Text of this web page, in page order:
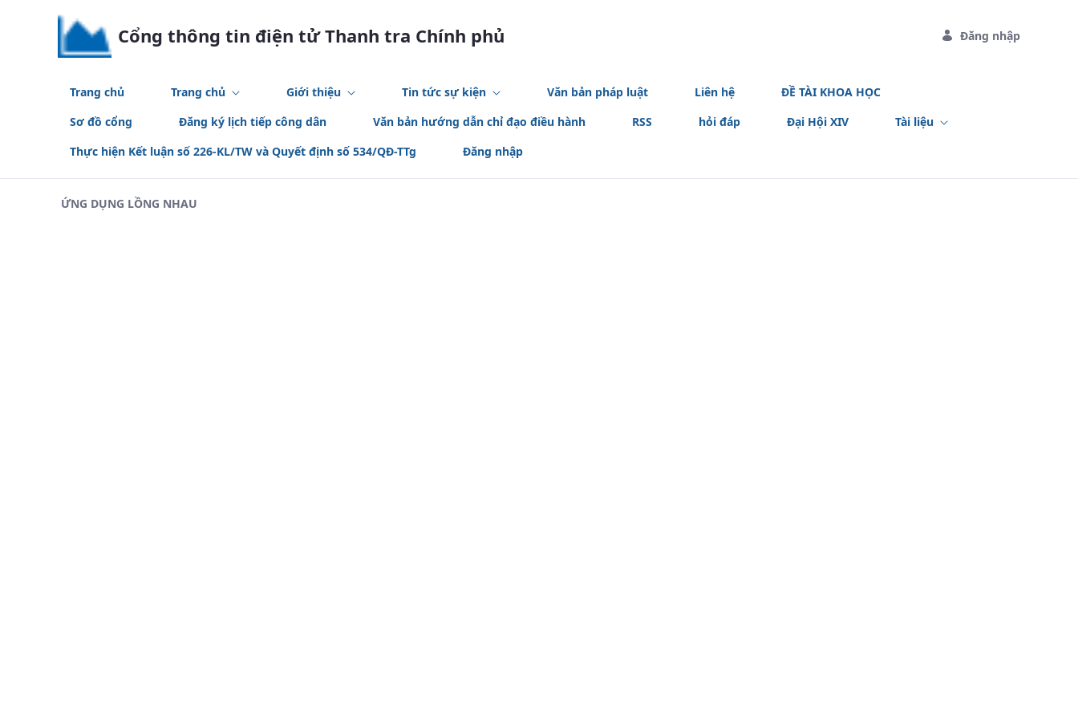
Skip to Main Content
Cổng thông tin điện tử Thanh tra Chính phủ Đăng nhập
Trang chủ Trang chủ Giới thiệu Tin tức sự kiện Văn bản pháp luật Liên hệ
ĐỀ TÀI KHOA HỌC
Sơ đồ cổng
Đăng ký lịch tiếp công dân Văn bản hướng dẫn chỉ đạo điều hành RSS hỏi đáp Đại Hội XIV
Tài liệu
Thực hiện Kết luận số 226-KL/TW và Quyết định số 534/QĐ-TTg
Đăng nhập
ỨNG DỤNG LỒNG NHAU